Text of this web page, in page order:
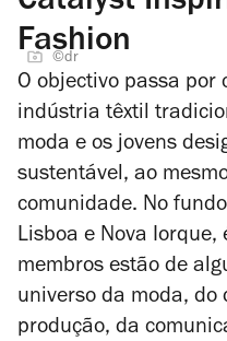
Fashion
©dr
O objectivo passa por
indústria têxtil
moda e os jovens
sustentável, ao
comunidade. No
Lisboa e Nova
membros estão de
universo da moda, do
produção, da